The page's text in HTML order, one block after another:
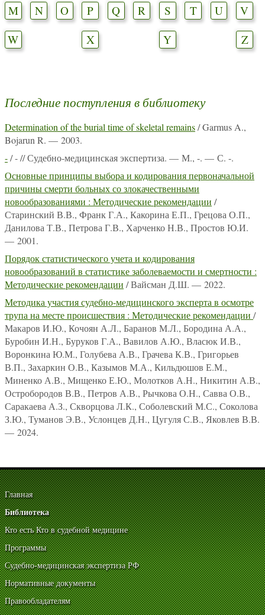
M
N O P Q R S T U
V
W
X Y Z
Последние поступления в библиотеку
Determination of the burial time of skeletal remains/ Garmus A.,
Bojarun R. — 2003.
-/ - // Судебно-медицинская экспертиза. — М., -. — С. -.
Основные принципы выбора и кодирования первоначальной
причины смерти больных со злокачественными
новообразованиями : Методические рекомендации /
Старинский В.В., Франк Г.А., Какорина Е.П., Грецова О.П.,
Данилова Т.В., Петрова Г.В., Харченко Н.В., Простов Ю.И.
— 2001.
Порядок статистического учета и кодирования
новообразований в статистике заболеваемости и смертности :
Методические рекомендации / Вайсман Д.Ш. — 2022.
Методика участия судебно-медицинского эксперта в осмотре
трупа на месте происшествия : Методические рекомендации /
Макаров И.Ю., Кочоян А.Л., Баранов М.Л., Бородина А.А.,
Буробин И.Н., Буруков Г.А., Вавилов А.Ю., Власюк И.В.,
Воронкина Ю.М., Голубева А.В., Грачева К.В., Григорьев
В.П., Захаркин О.В., Казымов М.А., Кильдюшов Е.М.,
Миненко А.В., Мищенко Е.Ю., Молотков А.Н., Никитин А.В.,
Остробородов В.В., Петров А.В., Рычкова О.Н., Савва О.В.,
Саракаева А.З., Скворцова Л.К., Соболевский М.С., Соколова
З.Ю., Туманов Э.В., Услонцев Д.Н., Цугуля С.В., Яковлев В.В.
— 2024.
Главная
Библиотека
Кто есть Кто в судебной медицине
Программы
Судебно-медицинская экспертиза РФ
Нормативные документы
Правообладателям